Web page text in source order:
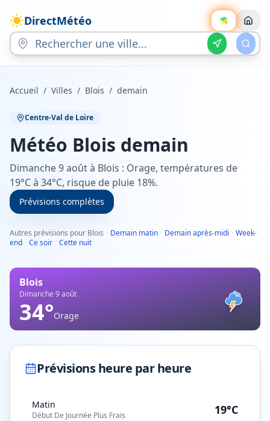
DirectMétéo
Accueil / Villes / Blois / demain
Centre-Val de Loire
Météo Blois demain
Dimanche 9 août à Blois : Orage, températures de
19°C à 34°C, risque de pluie 18%.
Prévisions complètes
Autres prévisions pour Blois · Demain matin · Demain après-midi · Week-
end · Ce soir · Cette nuit
Blois
Dimanche 9 août
34°Orage
Prévisions heure par heure
Matin
Début De Journée Plus Frais 19°C